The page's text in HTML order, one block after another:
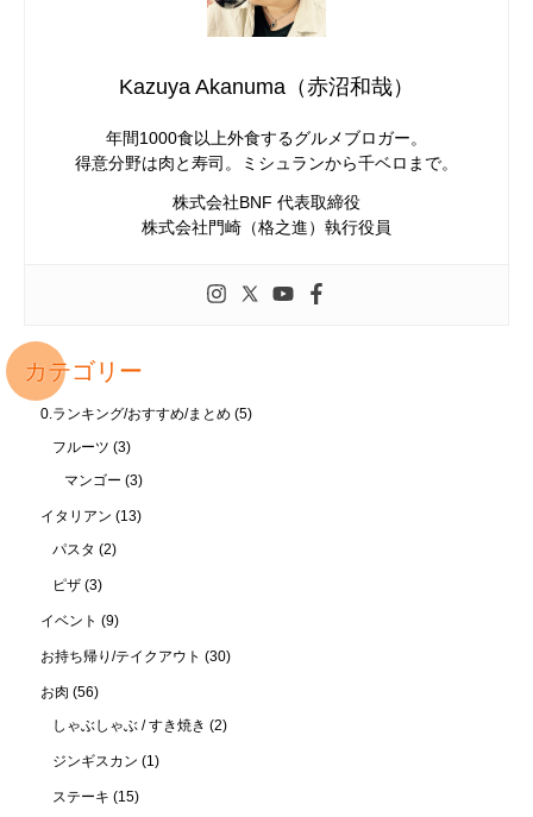
Kazuya Akanuma（赤沼和哉）
年間1000食以上外食するグルメブロガー。
得意分野は肉と寿司。ミシュランから千ベロまで。
株式会社BNF 代表取締役
株式会社門崎（格之進）執行役員
カテゴリー
0.ランキング/おすすめ/まとめ (5)
フルーツ (3)
マンゴー (3)
イタリアン (13)
パスタ (2)
ピザ (3)
イベント (9)
お持ち帰り/テイクアウト (30)
お肉 (56)
しゃぶしゃぶ / すき焼き (2)
ジンギスカン (1)
ステーキ (15)